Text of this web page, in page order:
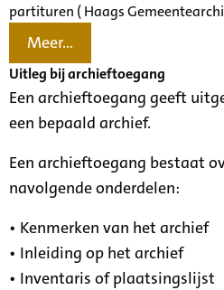
partituren ( Haags
Meer...
Uitleg bij archieftoegang
Een archieftoegang geeft
een bepaald archief.
Een archieftoegang bestaat
navolgende onderdelen:
• Kenmerken van het archief
• Inleiding op het archief
• Inventaris of plaatsingslijst